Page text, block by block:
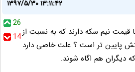
۱۳۹۷/۵/۳۰ ۱۳:۱۱:۴۲
26
14نیم سکه دارند که به نسبت از
پایین تر است ؟ علت خاصی دارد
دیگران هم اگاه شوند.